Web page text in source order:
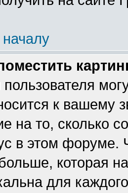
к вашему
на то, сколько
в этом форуме.
которая
для